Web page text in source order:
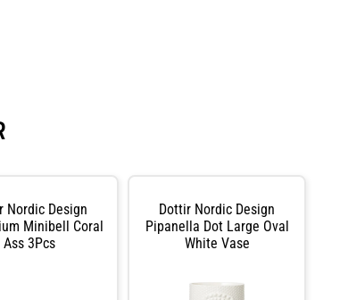
Nordic Design
Minibell Coral
Ass 3Pcs
Dottir Nordic Design
Pipanella Dot Large Oval
White Vase